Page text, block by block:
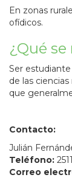
En zonas
ofídicos.
¿Qué
Ser
de las ciencias
que
Contacto:
Julián
Teléfono:
Correo